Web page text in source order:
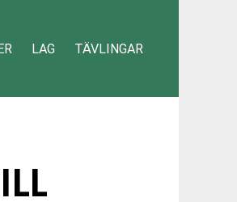
LAG TÄVLINGAR